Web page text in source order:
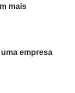
mais
empresa